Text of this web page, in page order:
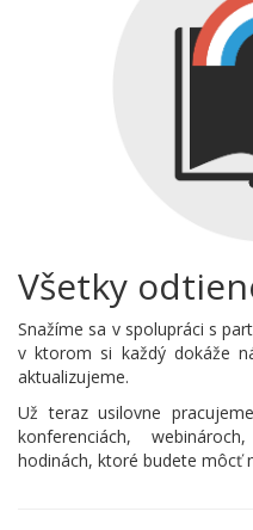
Všetky
Snažíme sa v spolupráci s
v ktorom si každý dokáže
aktualizujeme.
Už teraz usilovne
konferenciách,
hodinách, ktoré budete môcť